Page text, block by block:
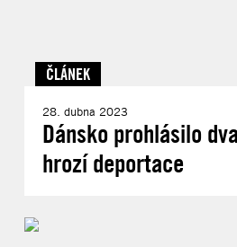
ČLÁNEK
28. dubna 2023
Dánsko prohlásilo
hrozí deportace